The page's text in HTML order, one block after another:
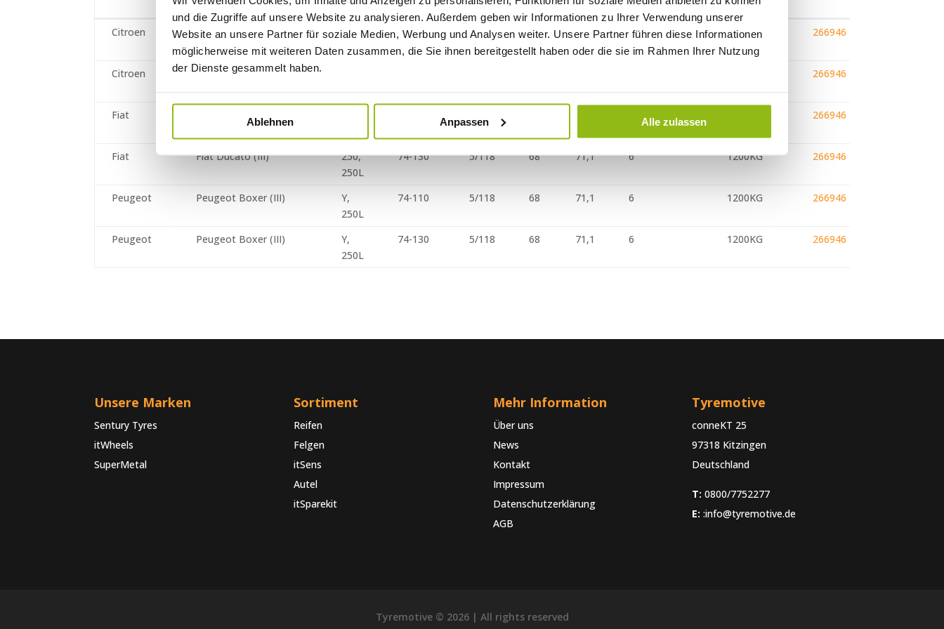
und die Zugriffe auf unsere Website zu analysieren. Außerdem geben wir Informationen zu Ihrer Verwendung unserer
Website an unsere Partner für soziale Medien, Werbung und Analysen weiter. Unsere Partner führen diese Informationen
möglicherweise mit weiteren Daten zusammen, die Sie ihnen bereitgestellt haben oder die sie im Rahmen Ihrer Nutzung
der Dienste gesammelt haben.
Ablehnen Anpassen Alle zulassen
Hersteller Verkaufsbezeichnung
Bereich
LK Certificate
Citroen Citroen Jumper (III)
Y,
250L
74-110 5/118 68 71,1 6 1200KG 266946
Citroen Citroen Jumper (III) 266946
Fiat 266946
Fiat Fiat Ducato (III)
250,
250L
74-130 5/118 68 71,1 6 1200KG 266946
Peugeot Peugeot Boxer (III)
Y,
250L
74-110 5/118 68 71,1 6 1200KG 266946
Peugeot Peugeot Boxer (III)
Y,
250L
74-130 5/118 68 71,1 6 1200KG 266946
Unsere Marken
Sentury Tyres
itWheels
SuperMetal
Sortiment
Reifen
Felgen
itSens
Autel
itSparekit
Mehr Information
Über uns
News
Kontakt
Impressum
Datenschutzerklärung
AGB
Tyremotive
conneKT 25
97318 Kitzingen
Deutschland
T: 0800/7752277
E: :info@tyremotive.de
Tyremotive © 2026 | All rights reserved